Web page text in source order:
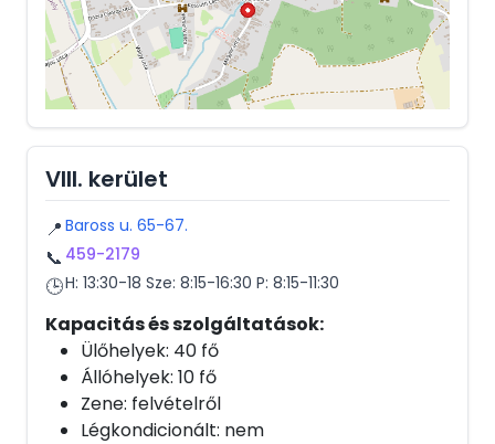
VIII. kerület
📍 Baross u. 65-67.
📞 459-2179
🕒H: 13:30-18 Sze: 8:15-16:30 P: 8:15-11:30
Kapacitás és szolgáltatások:
Ülőhelyek: 40 fő
Állóhelyek: 10 fő
Zene: felvételről
Légkondicionált: nem